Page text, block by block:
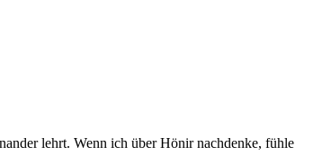
lehrt. Wenn ich ⁢über Hönir nachdenke, fühle